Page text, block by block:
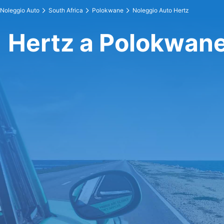
Noleggio Auto South Africa Polokwane Noleggio Auto Hertz
Hertz a